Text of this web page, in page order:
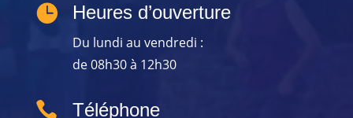
 Heures d’ouverture
Du lundi au vendredi :
de 08h30 à 12h30
 Téléphone